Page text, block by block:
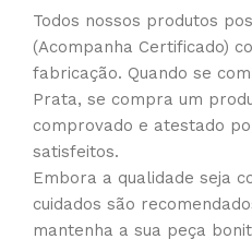
Todos nossos produtos
(Acompanha Certificado)
fabricação. Quando se
Prata, se compra um
comprovado e atestado
satisfeitos.
Embora a qualidade seja
cuidados são
mantenha a sua peça